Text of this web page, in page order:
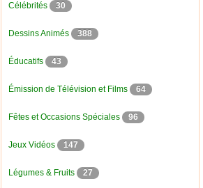
Célébrités 30
Dessins Animés 388
Éducatifs 43
Émission de Télévision et Films 64
Fêtes et Occasions Spéciales 96
Jeux Vidéos 147
Légumes & Fruits 27